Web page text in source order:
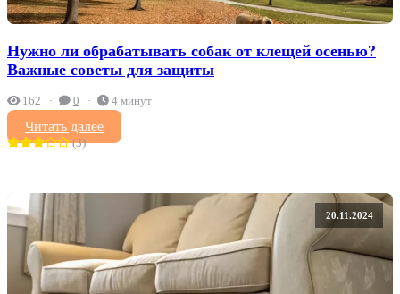
Нужно ли обрабатывать собак от клещей осенью?
Важные советы для защиты
162 0 4 минут
Читать далее
(3)
20.11.2024